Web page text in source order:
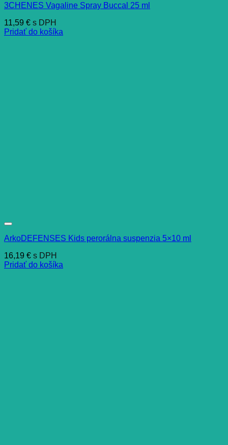
3CHENES Vagaline Spray Buccal 25 ml
11,59 € s DPH
Pridať do košíka
ArkoDEFENSES Kids perorálna suspenzia 5×10 ml
16,19 € s DPH
Pridať do košíka